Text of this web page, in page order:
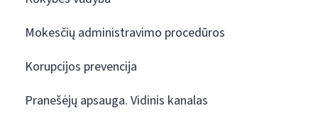
Mokesčių administravimo procedūros
Korupcijos prevencija
Pranešėjų apsauga. Vidinis kanalas